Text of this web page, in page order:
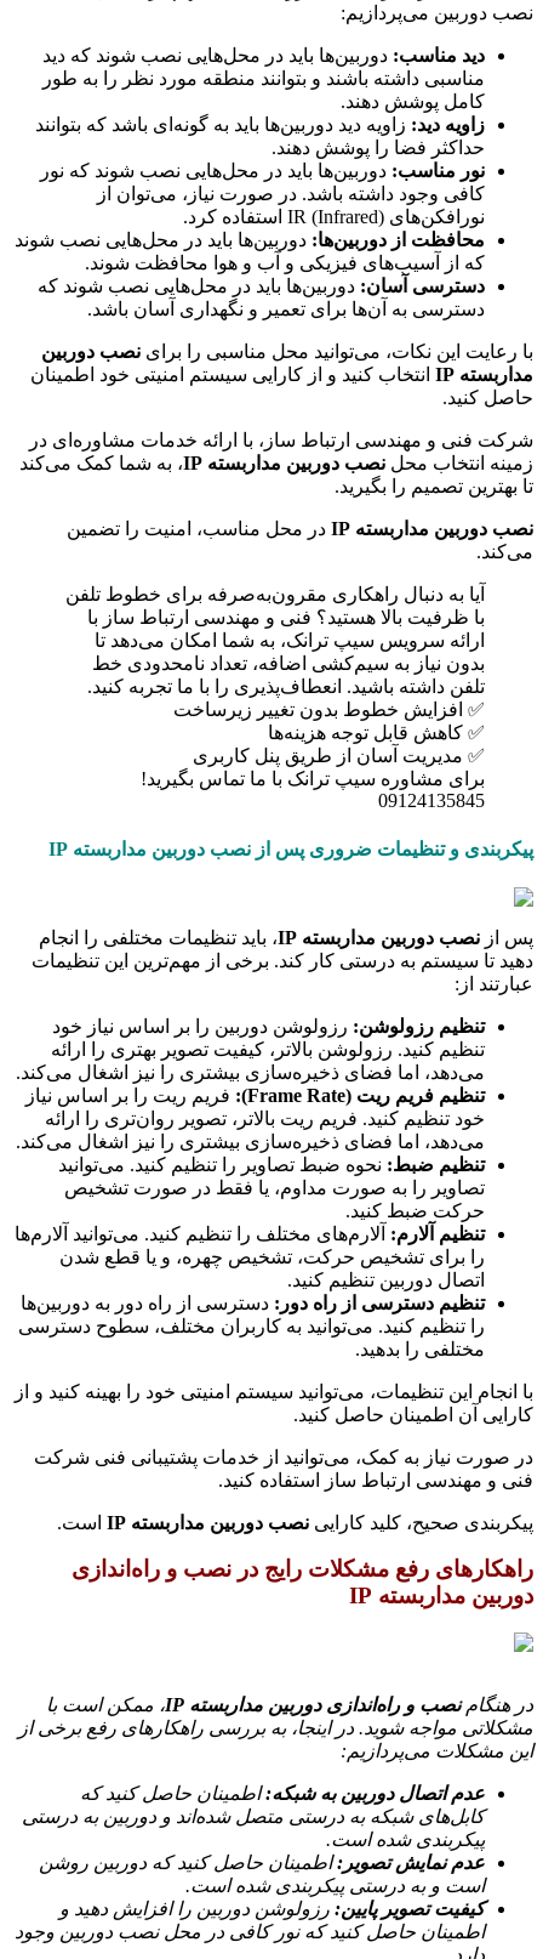
نصب دوربین می‌پردازیم:
دید مناسب: دوربین‌ها باید در محل‌هایی نصب شوند که دید
مناسبی داشته باشند و بتوانند منطقه مورد نظر را به طور
کامل پوشش دهند.
زاویه دید: زاویه دید دوربین‌ها باید به گونه‌ای باشد که بتوانند
حداکثر فضا را پوشش دهند.
نور مناسب: دوربین‌ها باید در محل‌هایی نصب شوند که نور
کافی وجود داشته باشد. در صورت نیاز، می‌توان از
نورافکن‌های IR (Infrared) استفاده کرد.
محافظت از دوربین‌ها: دوربین‌ها باید در محل‌هایی نصب شوند
که از آسیب‌های فیزیکی و آب و هوا محافظت شوند.
دسترسی آسان: دوربین‌ها باید در محل‌هایی نصب شوند که
دسترسی به آن‌ها برای تعمیر و نگهداری آسان باشد.
با رعایت این نکات، می‌توانید محل مناسبی را برای نصب دوربین
مداربسته IP
انتخاب کنید و از کارایی سیستم امنیتی خود اطمینان
حاصل کنید.
شرکت فنی و مهندسی ارتباط ساز، با ارائه خدمات مشاوره‌ای در
زمینه انتخاب محل نصب دوربین مداربسته IP
، به شما کمک می‌کند
تا بهترین تصمیم را بگیرید.
نصب دوربین مداربسته IP
در محل مناسب، امنیت را تضمین
می‌کند.
آیا به دنبال راهکاری مقرون‌به‌صرفه برای خطوط تلفن
با ظرفیت بالا هستید؟ فنی و مهندسی ارتباط ساز با
ارائه سرویس سیپ ترانک، به شما امکان می‌دهد تا
بدون نیاز به سیم‌کشی اضافه، تعداد نامحدودی خط
تلفن داشته باشید. انعطاف‌پذیری را با ما تجربه کنید.
✅ افزایش خطوط بدون تغییر زیرساخت
✅ کاهش قابل توجه هزینه‌ها
✅ مدیریت آسان از طریق پنل کاربری
برای مشاوره سیپ ترانک با ما تماس بگیرید!
09124135845
پیکربندی و تنظیمات ضروری پس از نصب دوربین مداربسته IP
پس از نصب دوربین مداربسته IP
، باید تنظیمات مختلفی را انجام
دهید تا سیستم به درستی کار کند. برخی از مهم‌ترین این تنظیمات
عبارتند از:
تنظیم رزولوشن: رزولوشن دوربین را بر اساس نیاز خود
تنظیم کنید. رزولوشن بالاتر، کیفیت تصویر بهتری را ارائه
می‌دهد، اما فضای ذخیره‌سازی بیشتری را نیز اشغال می‌کند.
تنظیم فریم ریت (Frame Rate):
فریم ریت را بر اساس نیاز
خود تنظیم کنید. فریم ریت بالاتر، تصویر روان‌تری را ارائه
می‌دهد، اما فضای ذخیره‌سازی بیشتری را نیز اشغال می‌کند.
تنظیم ضبط: نحوه ضبط تصاویر را تنظیم کنید. می‌توانید
تصاویر را به صورت مداوم، یا فقط در صورت تشخیص
حرکت ضبط کنید.
تنظیم آلارم: آلارم‌های مختلف را تنظیم کنید. می‌توانید آلارم‌ها
را برای تشخیص حرکت، تشخیص چهره، و یا قطع شدن
اتصال دوربین تنظیم کنید.
تنظیم دسترسی از راه دور: دسترسی از راه دور به دوربین‌ها
را تنظیم کنید. می‌توانید به کاربران مختلف، سطوح دسترسی
مختلفی را بدهید.
با انجام این تنظیمات، می‌توانید سیستم امنیتی خود را بهینه کنید و از
کارایی آن اطمینان حاصل کنید.
در صورت نیاز به کمک، می‌توانید از خدمات پشتیبانی فنی شرکت
فنی و مهندسی ارتباط ساز استفاده کنید.
پیکربندی صحیح، کلید کارایی نصب دوربین مداربسته IP است.
راهکارهای رفع مشکلات رایج در نصب و راه‌اندازی
دوربین مداربسته IP
در هنگامنصب و راه‌اندازی دوربین مداربسته IP
، ممکن است با
مشکلاتی مواجه شوید. در اینجا، به بررسی راهکارهای رفع برخی از
این مشکلات می‌پردازیم:
عدم اتصال دوربین به شبکه:اطمینان حاصل کنید که
کابل‌های شبکه به درستی متصل شده‌اند و دوربین به درستی
پیکربندی شده است.
عدم نمایش تصویر:اطمینان حاصل کنید که دوربین روشن
است و به درستی پیکربندی شده است.
کیفیت تصویر پایین: رزولوشن دوربین را افزایش دهید و
اطمینان حاصل کنید که نور کافی در محل نصب دوربین وجود
دارد.